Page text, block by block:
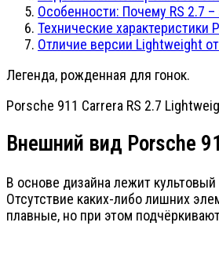
Особенности: Почему RS 2.7 –
Технические характеристики
Отличие версии Lightweight
Легенда, рожденная для гонок.
Porsche 911 Carrera RS 2.7
Внешний вид Porsche
В основе дизайна лежит
Отсутствие каких-либо лишних
плавные, но при этом